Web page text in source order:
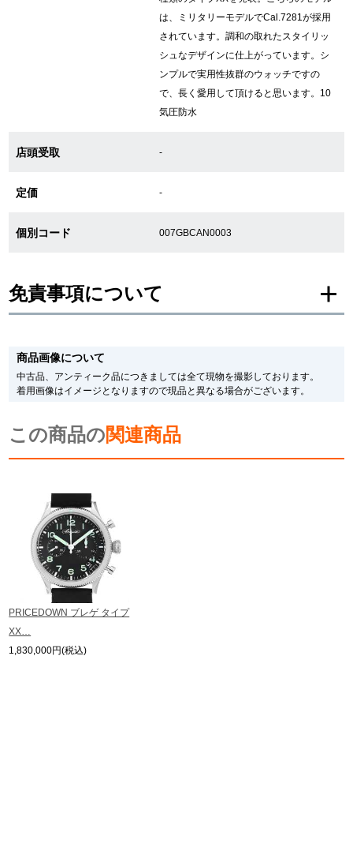
GINZA RASINについて
受賞歴
求人情報
店舗情報
新宿店 大阪心斎橋店
WEBマガジン
商品画像について
中古品、アンティーク品につきましては全て現物を撮影しております。
着用画像はイメージとなりますので現品と異なる場合がございます。
この商品の関連商品
PRICEDOWN ブレゲ タイプ
XX…
1,830,000円(税込)
は、ミリタリーモデルでCal.7281が採用
されています。調和の取れたスタイリッ
シュなデザインに仕上がっています。シ
ンプルで実用性抜群のウォッチですの
で、長く愛用して頂けると思います。10
気圧防水
店頭受取 -
定価 -
個別コード 007GBCAN0003
免責事項について
メーカー保護シールの有無に個体差がございますのでご了承下さいませ。
また、メーカーにてマイナーチェンジがなされる場合がございますが、在庫品
の仕様で販売させていただきますので予めご了承の程お願いいたします。
尚、中古品、アンティーク品につきましては現品を撮影しております。
ます。
の掲載を控えております。
※当店では店頭販売も行っております為、サイトでのご注文と店頭処理との時
間差で在庫切れになる場合がございます。
予めご了承くださいませ。
また、ご来店にてご購入を希望される場合にも、事前に在庫の確認をお電話か
メールにてお問い合わせいただけますようお願いいたします。
※アンティーク品やユーズド品の場合、外装および内部機械に代替部品を使用
している場合がございます。
※表示の定価は、入荷時の価格となっております。
現在の定価と異なる場合がございますのでご了承くださいませ。